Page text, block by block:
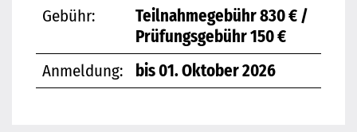
Gebühr:
Teilnahmegebühr 830 € /
Prüfungsgebühr 150 €
Anmeldung:
bis 01. Oktober 2026